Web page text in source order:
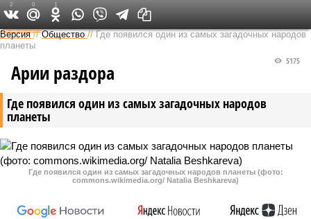
Федеральный выпуск
Версия //Общество //Где появился один из самых загадочных народов
планеты
Где появился один из самых загадочных народов
планеты
5175
Арии раздора
Где появился один из самых загадочных народов планеты (фото:
commons.wikimedia.org/ Natalia Beshkareva)
2 0 1